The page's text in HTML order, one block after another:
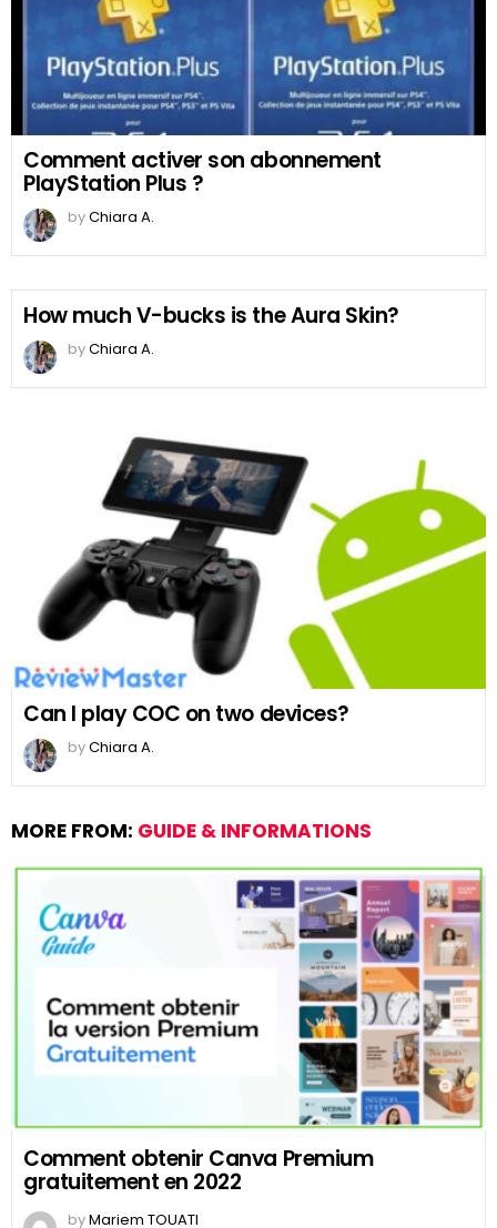
Comment activer son abonnement
PlayStation Plus ?
byChiara A.
How much V-bucks is the Aura Skin?
byChiara A.
Can I play COC on two devices?
byChiara A.
MORE FROM: GUIDE & INFORMATIONS
Comment obtenir Canva Premium
gratuitement en 2022
byMariem TOUATI